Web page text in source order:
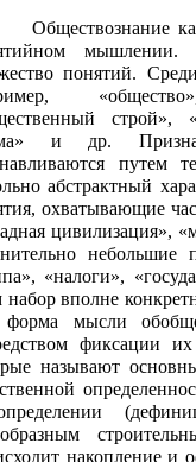
как
мышлении.
понятий.
строй»,
и др.
путем
абстрактный
охватывающие
цивилизация»,
небольшие
«налоги»,
набор вполне
форма мысли
фиксации
называют
накопление и